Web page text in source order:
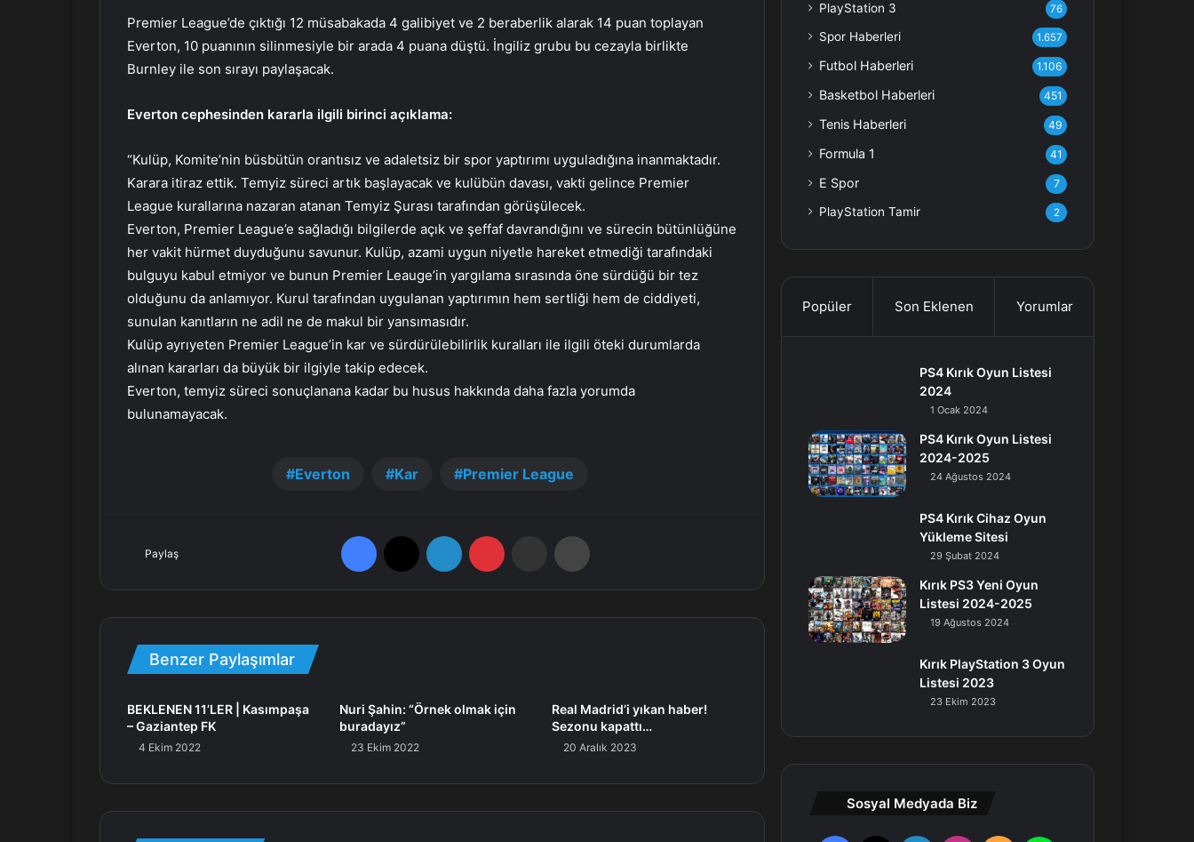
n
X
s
ö
d
e
r
m
Premier League’de çıktığı 12 müsabakada 4 galibiyet ve 2 beraberlik alarak 14 puan toplayan
Everton, 10 puanının silinmesiyle bir arada 4 puana düştü. İngiliz grubu bu cezayla birlikte
Burnley ile son sırayı paylaşacak.
Everton cephesinden kararla ilgili birinci açıklama:
“Kulüp, Komite’nin büsbütün orantısız ve adaletsiz bir spor yaptırımı uyguladığına inanmaktadır.
Karara itiraz ettik. Temyiz süreci artık başlayacak ve kulübün davası, vakti gelince Premier
League kurallarına nazaran atanan Temyiz Şurası tarafından görüşülecek.
Everton, Premier League’e sağladığı bilgilerde açık ve şeffaf davrandığını ve sürecin bütünlüğüne
her vakit hürmet duyduğunu savunur. Kulüp, azami uygun niyetle hareket etmediği tarafındaki
bulguyu kabul etmiyor ve bunun Premier Leauge’in yargılama sırasında öne sürdüğü bir tez
olduğunu da anlamıyor. Kurul tarafından uygulanan yaptırımın hem sertliği hem de ciddiyeti,
sunulan kanıtların ne adil ne de makul bir yansımasıdır.
Kulüp ayrıyeten Premier League’in kar ve sürdürülebilirlik kuralları ile ilgili öteki durumlarda
alınan kararları da büyük bir ilgiyle takip edecek.
Everton, temyiz süreci sonuçlanana kadar bu husus hakkında daha fazla yorumda
bulunamayacak.
Everton Kar Premier League
Paylaş
Benzer Paylaşımlar
BEKLENEN 11’LER | Kasımpaşa
– Gaziantep FK
4 Ekim 2022
Nuri Şahin: “Örnek olmak için
buradayız”
23 Ekim 2022
Real Madrid’i yıkan haber!
Sezonu kapattı…
20 Aralık 2023
PlayStation 3 76
Spor Haberleri 1.657
Futbol Haberleri 1.106
Basketbol Haberleri 451
Tenis Haberleri 49
Formula 1 41
E Spor 7
PlayStation Tamir 2
Popüler Son Eklenen Yorumlar
PS4 Kırık Oyun Listesi
2024
1 Ocak 2024
PS4 Kırık Oyun Listesi
2024-2025
24 Ağustos 2024
PS4 Kırık Cihaz Oyun
Yükleme Sitesi
29 Şubat 2024
Kırık PS3 Yeni Oyun
Listesi 2024-2025
19 Ağustos 2024
Kırık PlayStation 3 Oyun
Listesi 2023
23 Ekim 2023
Sosyal Medyada Biz